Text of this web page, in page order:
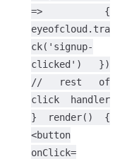
=> {
eyeofcloud.tra
ck('signup-
clicked') })
// rest of
click handler
} render() {
<button
onClick=